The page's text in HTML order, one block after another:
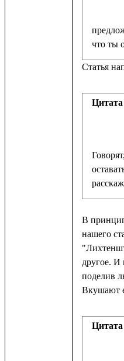
что ты
Статья
Цитата
В
нашего
другое. И
поделив
Вкушают
Цитата